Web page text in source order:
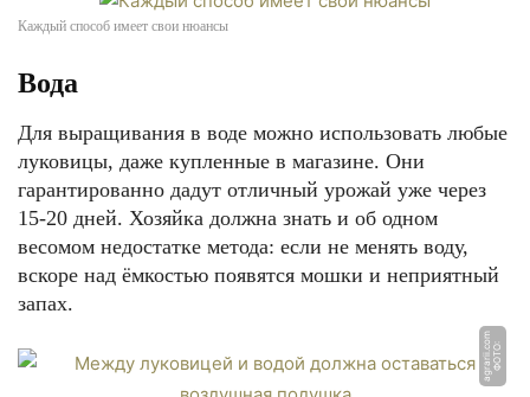
Каждый способ имеет свои нюансы
Вода
Для выращивания в воде можно использовать любые
луковицы, даже купленные в магазине. Они
гарантированно дадут отличный урожай уже через
15-20 дней. Хозяйка должна знать и об одном
весомом недостатке метода: если не менять воду,
вскоре над ёмкостью появятся мошки и неприятный
запах.
Ф
О
Т
О:
a
g
r
a
rii.
c
o
m